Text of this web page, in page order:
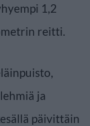
1,2
reitti.
ja
päivittäin